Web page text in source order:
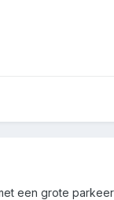
een grote